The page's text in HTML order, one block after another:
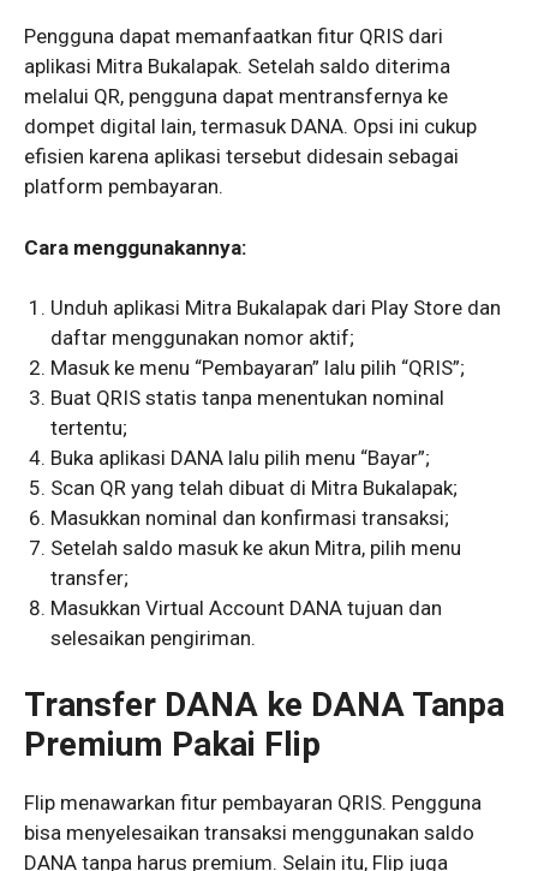
Pengguna dapat memanfaatkan fitur QRIS dari
aplikasi Mitra Bukalapak. Setelah saldo diterima
melalui QR, pengguna dapat mentransfernya ke
dompet digital lain, termasuk DANA. Opsi ini cukup
efisien karena aplikasi tersebut didesain sebagai
platform pembayaran.
Cara menggunakannya:
Unduh aplikasi Mitra Bukalapak dari Play Store dan
daftar menggunakan nomor aktif;
Masuk ke menu “Pembayaran” lalu pilih “QRIS”;
Buat QRIS statis tanpa menentukan nominal
tertentu;
Buka aplikasi DANA lalu pilih menu “Bayar”;
Scan QR yang telah dibuat di Mitra Bukalapak;
Masukkan nominal dan konfirmasi transaksi;
Setelah saldo masuk ke akun Mitra, pilih menu
transfer;
Masukkan Virtual Account DANA tujuan dan
selesaikan pengiriman.
Transfer DANA ke DANA Tanpa
Premium Pakai Flip
Flip menawarkan fitur pembayaran QRIS. Pengguna
bisa menyelesaikan transaksi menggunakan saldo
DANA tanpa harus premium. Selain itu, Flip juga